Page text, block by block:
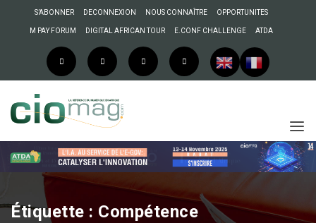
S’ABONNER DECONNEXION NOUS CONNAÎTRE OPPORTUNITES
M PAY FORUM DIGITAL AFRICAN TOUR E.CONF CHALLENGE ATDA
Étiquette : Compétence